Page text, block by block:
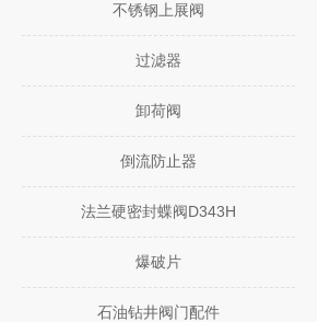
不锈钢上展阀
过滤器
卸荷阀
倒流防止器
法兰硬密封蝶阀D343H
爆破片
石油钻井阀门配件